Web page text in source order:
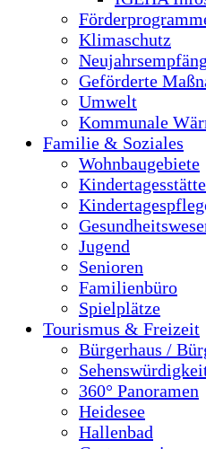
Klimaschutz
Geförderte
Umwelt
Kommunale
Familie & Soziales
Wohnbaugebiete
Jugend
Senioren
Familienbüro
Spielplätze
Tourismus & Freizeit
Bürgerhaus /
360° Panoramen
Heidesee
Hallenbad